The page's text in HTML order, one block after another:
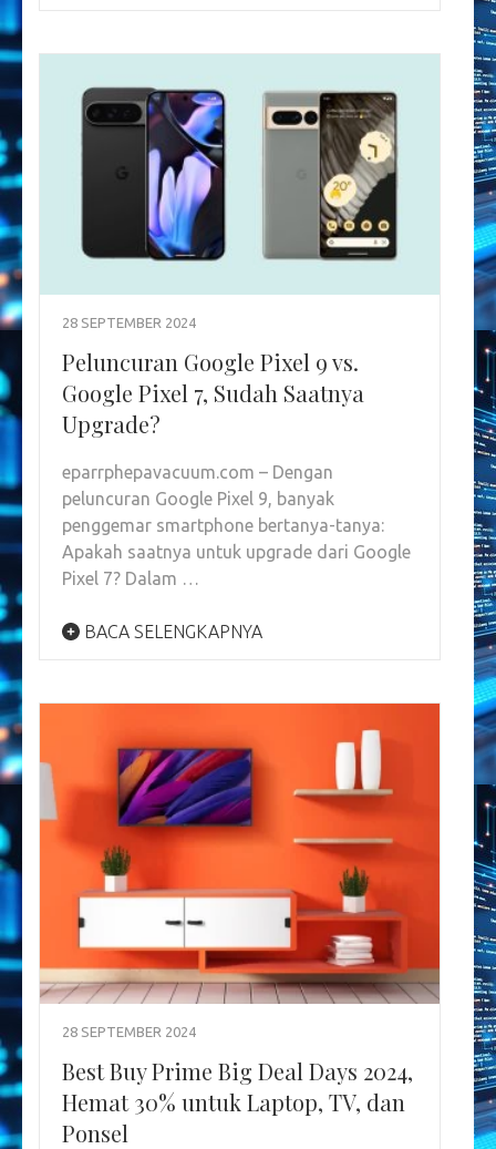
28 SEPTEMBER 2024
Peluncuran Google Pixel 9 vs.
Google Pixel 7, Sudah Saatnya
Upgrade?
eparrphepavacuum.com – Dengan
peluncuran Google Pixel 9, banyak
penggemar smartphone bertanya-tanya:
Apakah saatnya untuk upgrade dari Google
Pixel 7? Dalam …
BACA SELENGKAPNYA
28 SEPTEMBER 2024
Best Buy Prime Big Deal Days 2024,
Hemat 30% untuk Laptop, TV, dan
Ponsel